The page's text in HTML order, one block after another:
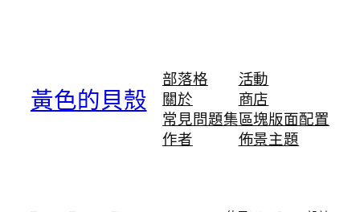
黃色的貝殼
部落格
關於
常見問題集
作者
活動
商店
區塊版面配置
佈景主題